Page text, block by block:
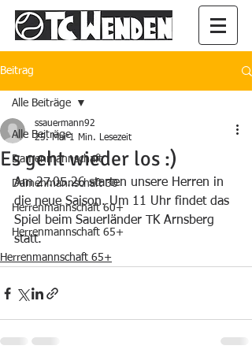
Beitrag
Alle Beiträge
Damenmannschaft
Damenmannschaft 30
Herrenmannschaft 60+
Herrenmannschaft 65+
Alle Beiträge
Es geht wieder los :)
ssauermann92
25. Mai 1 Min. Lesezeit
Am 27.05.26 starten unsere Herren in
die neue Saison. Um 11 Uhr findet das
Spiel beim Sauerländer TK Arnsberg
statt.
Herrenmannschaft 65+